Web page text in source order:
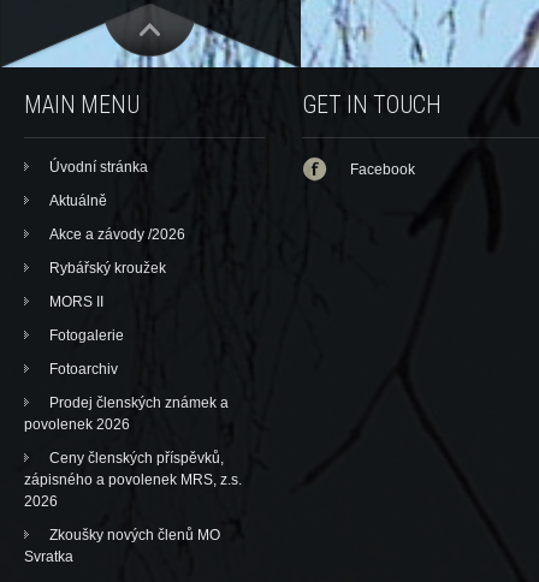
MAIN MENU
Úvodní stránka
Aktuálně
Akce a závody /2026
Rybářský kroužek
MORS II
Fotogalerie
Fotoarchiv
Prodej členských známek a
povolenek 2026
Ceny členských příspěvků,
zápisného a povolenek MRS, z.s.
2026
Zkoušky nových členů MO
Svratka
GET IN TOUCH
Facebook